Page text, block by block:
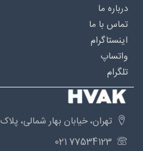
درباره‌ ما
تماس با ما
اینستاگرام
واتساپ
تلگرام
تهران، خیابان بهار شمالی، پلاک 259
77534123 021